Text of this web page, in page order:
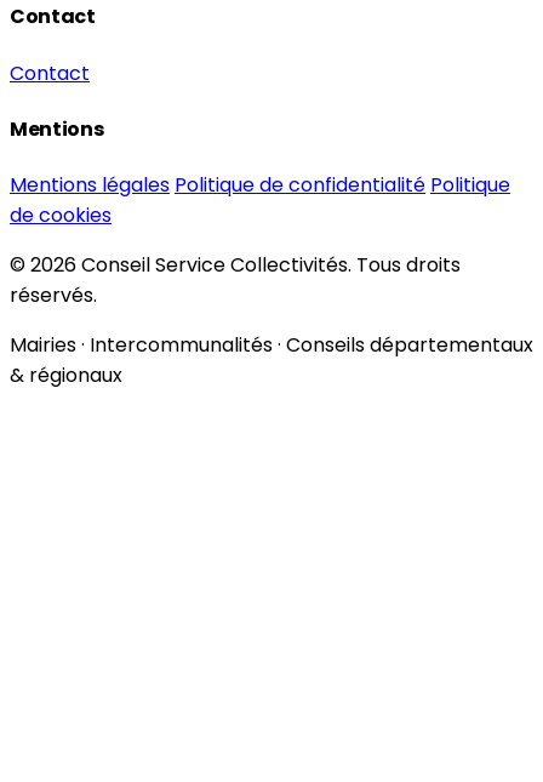
Contact
Contact
Mentions
Mentions légales Politique de confidentialité Politique
de cookies
© 2026 Conseil Service Collectivités. Tous droits
réservés.
Mairies · Intercommunalités · Conseils départementaux
& régionaux